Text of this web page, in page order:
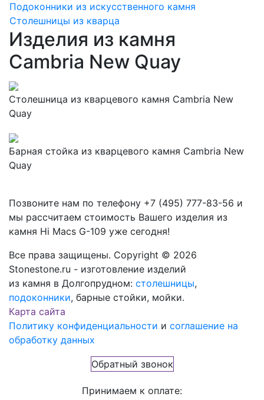
Подоконники из искусственного камня
Столешницы из кварца
Изделия из камня
Cambria New Quay
Столешница из кварцевого камня Cambria New
Quay
Барная стойка из кварцевого камня Cambria New
Quay
Позвоните нам по телефону +7 (495) 777-83-56 и
мы рассчитаем стоимость Вашего изделия из
камня Hi Macs G-109 уже сегодня!
Все права защищены. Copyright © 2026
Stonestone.ru - изготовление изделий
из камня в Долгопрудном: столешницы,
подоконники, барные стойки, мойки.
Карта сайта
Политику конфиденциальности и соглашение на
обработку данных
Обратный звонок
Принимаем к оплате: